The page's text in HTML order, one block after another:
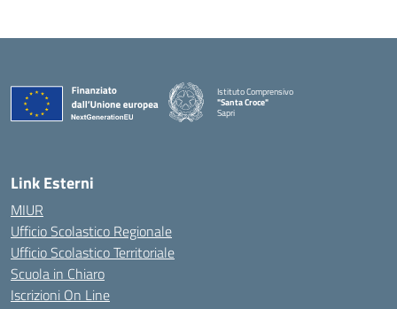
Istituto Comprensivo
"Santa Croce"
Sapri
— Visita la pagina iniziale della scuola
Link Esterni
MIUR
Ufficio Scolastico Regionale
Ufficio Scolastico Territoriale
Scuola in Chiaro
Iscrizioni On Line